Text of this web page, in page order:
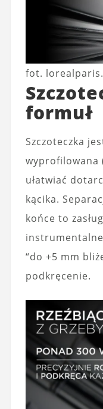
fot.
formuł
Szczoteczka
wyprofilowana
ułatwiać
kącika.
końce to
“do +5 mm
podkręcenie.